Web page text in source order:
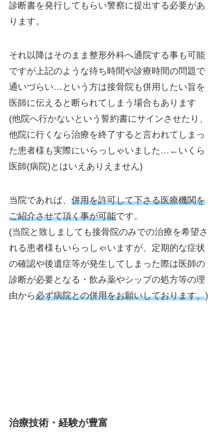
診断書を発行してもらい警察に提出する必要があ
ります。
それ以降はそのまま整形外科へ通院する事も可能
ですが上記のような待ち時間や診療時間の問題で
通いづらい…という方は接骨院も併用したい旨を
医師に伝えると断られてしまう場合もあります
(他院へ行かないという誓約書にサインさせたり、
他院に行くなら治療を終了すると言われてしまっ
た患者様も実際にいらっしゃいました…←いくら
医師(病院)とはいえありえません)
当院であれば、 併用を許可して下さる医療機関を
ご紹介させて頂く事が可能です。
(当院と致しましても接骨院のみでの治療を希望さ
れる患者様もいらっしゃいますが、定期的な症状
の確認や後遺症等が発生してしまった際は医師の
診断が必要となる・飲み薬やシップの処方等の理
由から必ず病院との併用をお願いしております。)
治療技術・経験が豊富